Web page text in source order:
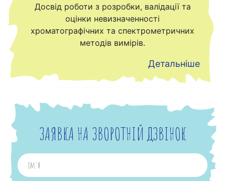
Досвід роботи з розробки, валідації та
оцінки невизначенності
хроматографічних та спектрометричних
методів вимірів.
Детальніше
ЗАЯВКА НА ЗВОРОТНІЙ ДЗВІНОК